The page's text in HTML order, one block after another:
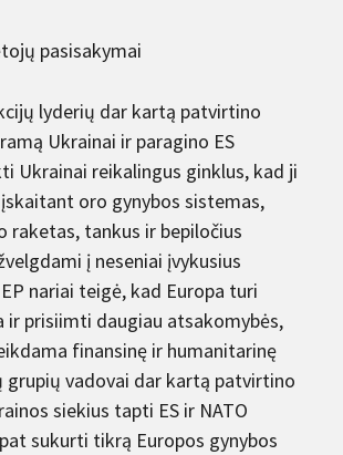
pasisakymai
lyderių dar kartą patvirtino
Ukrainai ir paragino ES
Ukrainai reikalingus ginklus, kad ji
oro gynybos sistemas,
raketas, tankus ir bepiločius
į neseniai įvykusius
nariai teigė, kad Europa turi
ir prisiimti daugiau atsakomybės,
finansinę ir humanitarinę
grupių vadovai dar kartą patvirtino
siekius tapti ES ir NATO
sukurti tikrą Europos gynybos